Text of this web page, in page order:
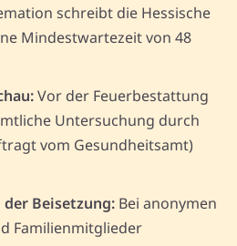
schreibt die Hessische
Mindestwartezeit von 48
Vor der Feuerbestattung
Untersuchung durch
vom Gesundheitsamt)
Beisetzung: Bei anonymen
Familienmitglieder